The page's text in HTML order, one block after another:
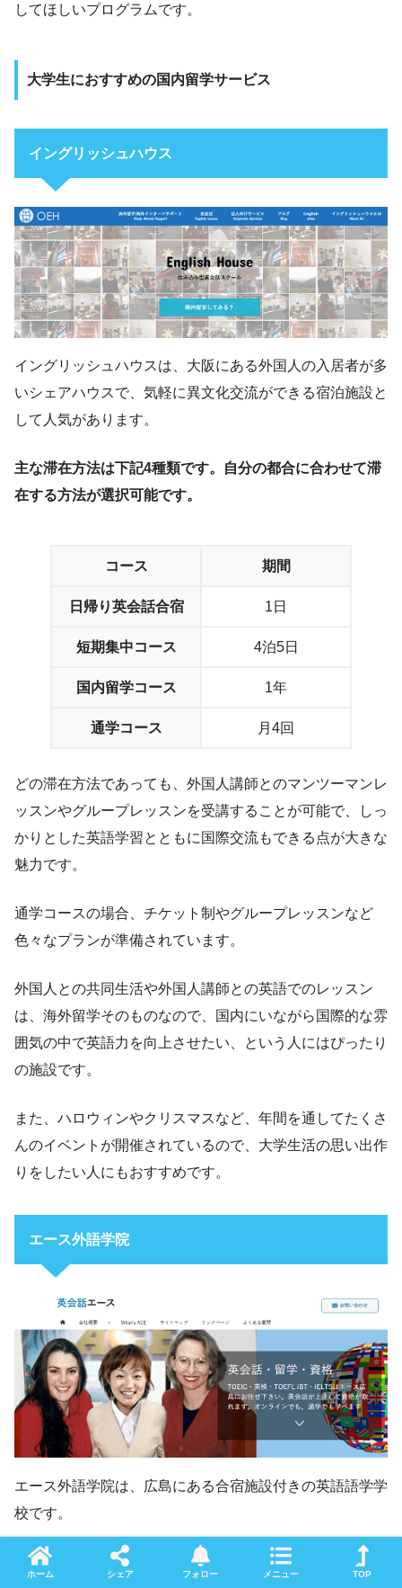
してほしいプログラムです。
大学生におすすめの国内留学サービス
イングリッシュハウス
イングリッシュハウスは、大阪にある外国人の入居者が多
いシェアハウスで、気軽に異文化交流ができる宿泊施設と
して人気があります。
主な滞在方法は下記4種類です。自分の都合に合わせて滞
在する方法が選択可能です。
コース 期間
日帰り英会話合宿 1日
短期集中コース 4泊5日
国内留学コース 1年
通学コース 月4回
どの滞在方法であっても、外国人講師とのマンツーマンレ
ッスンやグループレッスンを受講することが可能で、しっ
かりとした英語学習とともに国際交流もできる点が大きな
魅力です。
通学コースの場合、チケット制やグループレッスンなど
色々なプランが準備されています。
外国人との共同生活や外国人講師との英語でのレッスン
は、海外留学そのものなので、国内にいながら国際的な雰
囲気の中で英語力を向上させたい、という人にはぴったり
の施設です。
また、ハロウィンやクリスマスなど、年間を通してたくさ
んのイベントが開催されているので、大学生活の思い出作
りをしたい人にもおすすめです。
エース外語学院
エース外語学院は、広島にある合宿施設付きの英語語学学
校です。
2～8週間の集中講座で、効率良く英語力を向上させるこ
ホーム シェア フォロー メニュー TOP